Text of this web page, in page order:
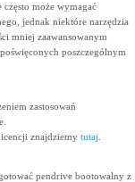
może wymagać
jednak niektóre narzędzia
mniej zaawansowanym
poszczególnym
zastosowań
znajdziemy tutaj
pendrive bootowalny z